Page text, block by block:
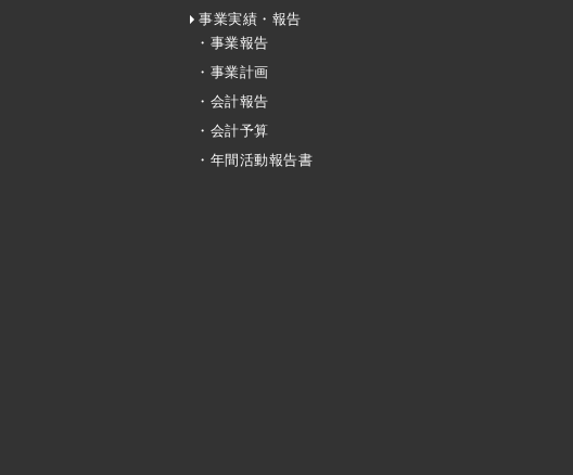
事業実績・報告
・事業報告
・事業計画
・会計報告
・会計予算
・年間活動報告書